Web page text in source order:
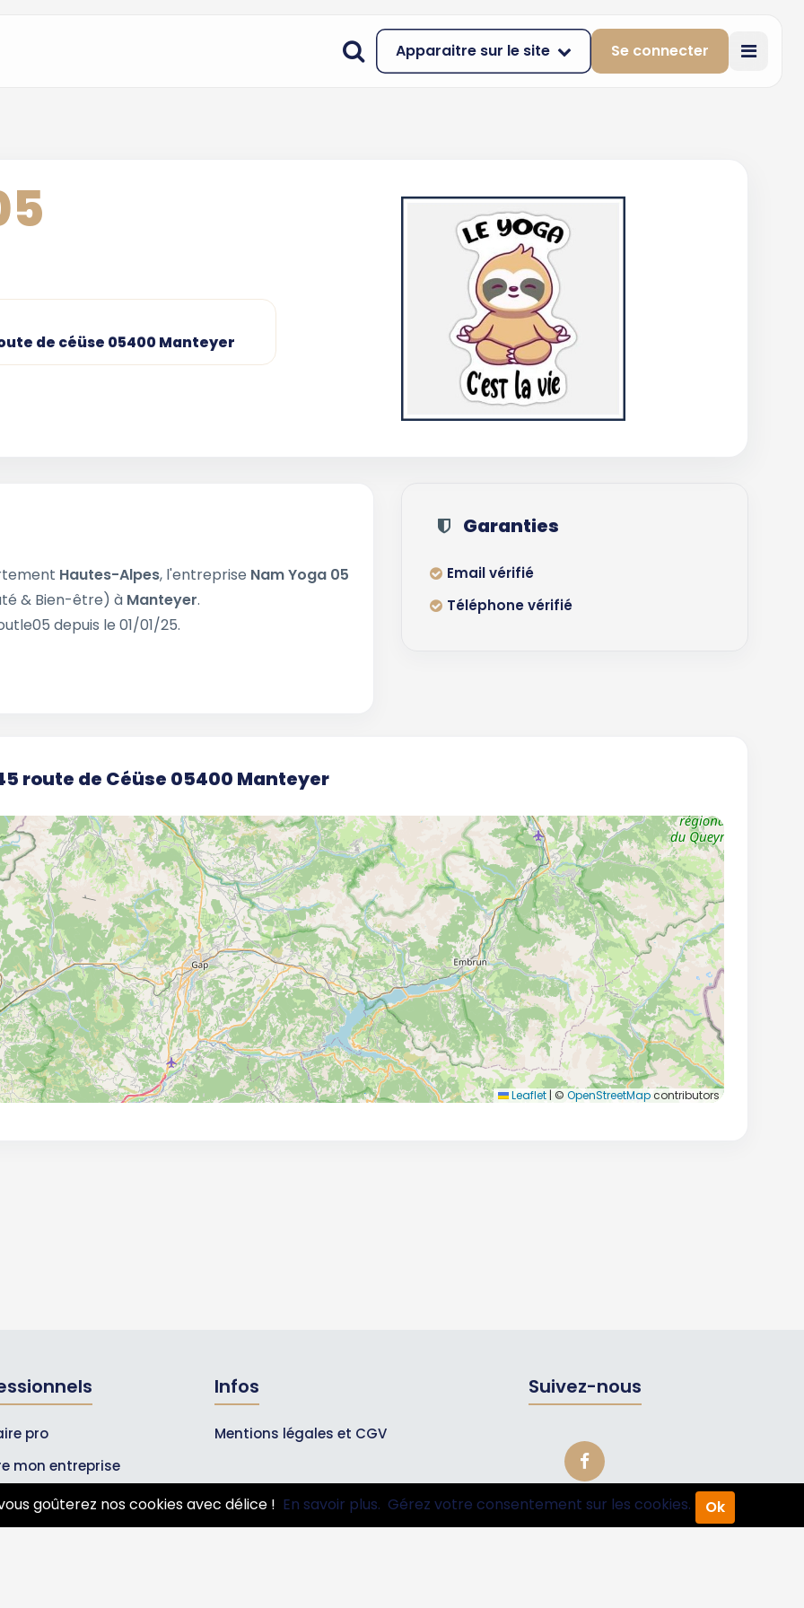
Apparaitre sur le site Se connecter
de céüse 05400 Manteyer
Hautes-Alpes, l'entreprise Nam Yoga 05
& Bien-être) à Manteyer.
depuis le 01/01/25.
Garanties
Email vérifié
Téléphone vérifié
route de Céüse 05400 Manteyer
Leaflet | © OpenStreetMapcontributors
pro
mon entreprise
Pros
Infos
Mentions légales et CGV
Suivez-nous
goûterez nos cookies avec délice ! En savoir plus. Gérez votre consentement sur les cookies. Ok